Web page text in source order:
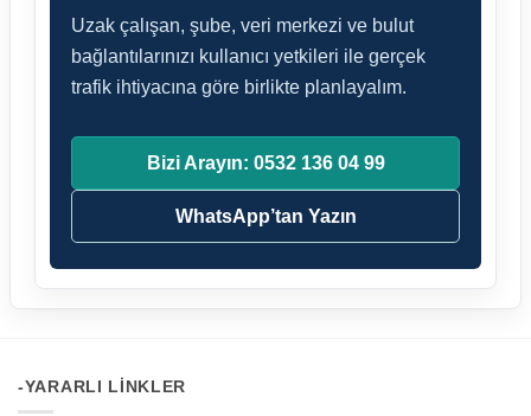
Uzak çalışan, şube, veri merkezi ve bulut
bağlantılarınızı kullanıcı yetkileri ile gerçek
trafik ihtiyacına göre birlikte planlayalım.
Bizi Arayın: 0532 136 04 99
WhatsApp’tan Yazın
-YARARLI LINKLER